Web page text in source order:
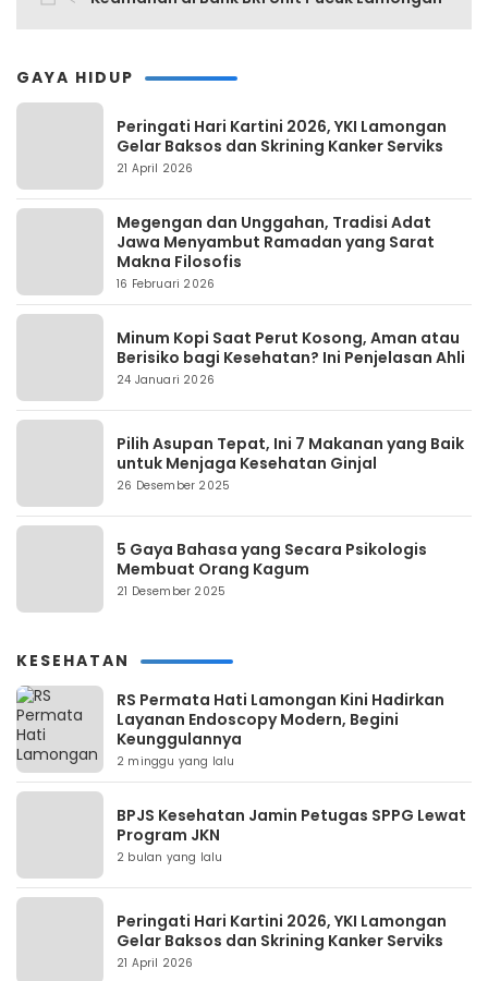
GAYA HIDUP
Peringati Hari Kartini 2026, YKI Lamongan
Gelar Baksos dan Skrining Kanker Serviks
21 April 2026
Megengan dan Unggahan, Tradisi Adat
Jawa Menyambut Ramadan yang Sarat
Makna Filosofis
16 Februari 2026
Minum Kopi Saat Perut Kosong, Aman atau
Berisiko bagi Kesehatan? Ini Penjelasan Ahli
24 Januari 2026
Pilih Asupan Tepat, Ini 7 Makanan yang Baik
untuk Menjaga Kesehatan Ginjal
26 Desember 2025
5 Gaya Bahasa yang Secara Psikologis
Membuat Orang Kagum
21 Desember 2025
KESEHATAN
RS Permata Hati Lamongan Kini Hadirkan
Layanan Endoscopy Modern, Begini
Keunggulannya
2 minggu yang lalu
BPJS Kesehatan Jamin Petugas SPPG Lewat
Program JKN
2 bulan yang lalu
Peringati Hari Kartini 2026, YKI Lamongan
Gelar Baksos dan Skrining Kanker Serviks
21 April 2026